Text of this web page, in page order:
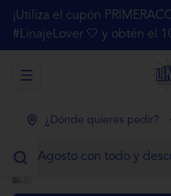
¡Utiliza el cupón
#LinajeLover 🤍 y obtén el
Abrir menu de navegación
¿Dónde quieres pedir?
Agosto con todo y